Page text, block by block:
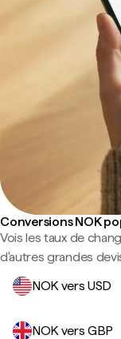
Conversions NOK
Vois les taux de
d'autres grandes
NOK vers USD
NOK vers GBP